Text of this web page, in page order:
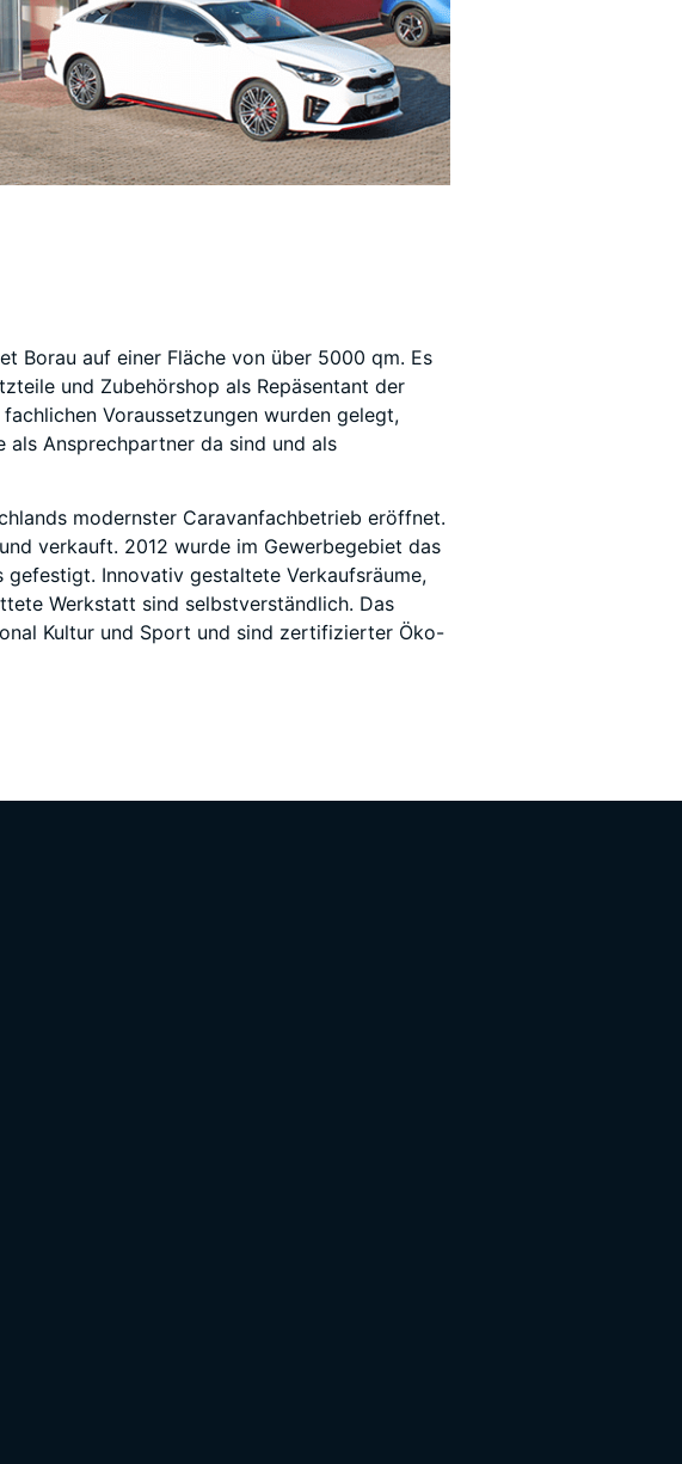
Borau auf einer Fläche von über 5000 qm. Es
und Zubehörshop als Repäsentant der
Voraussetzungen wurden gelegt,
Ansprechpartner da sind und als
modernster Caravanfachbetrieb eröffnet.
verkauft. 2012 wurde im Gewerbegebiet das
Innovativ gestaltete Verkaufsräume,
Werkstatt sind selbstverständlich. Das
Kultur und Sport und sind zertifizierter Öko-